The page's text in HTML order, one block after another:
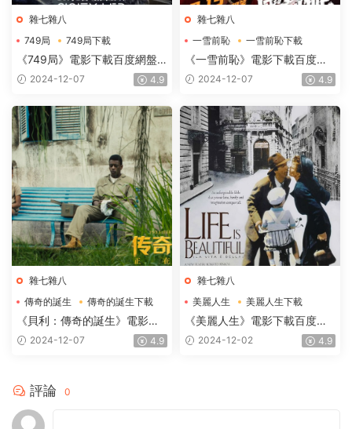
雜七雜八
749局
749局下載
749局電影下載
《749局》電影下載百度網盤
2024_HD國語中字2.73GB
2024-12-07 4.9
雜七雜八
一雪前恥
一雪前恥下載
一雪前恥電影下載
《一雪前恥》電影下載百度網
盤-2024_HD國語中英雙字
2024-12-07 4.9
雜七雜八
傳奇的誕生
傳奇的誕生下載
傳奇的誕生電影下載
《貝利：傳奇的誕生》電影下
載百度網盤BD國語中英雙字
2024-12-07 4.9
雜七雜八
美麗人生
美麗人生下載
美麗人生電影下載
《美麗人生》電影下載百度網
盤1997.高清國語中英雙字
2024-12-02 4.9
評論 0